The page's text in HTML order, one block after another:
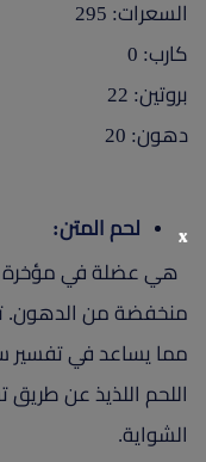
السعرات: 295
كارب: 0
بروتين: 22
دهون: 20
لحم المتن:
هي عضلة في مؤخرة
منخفضة من الدهون.
مما يساعد في
اللحم اللذيذ عن
الشواية.
x